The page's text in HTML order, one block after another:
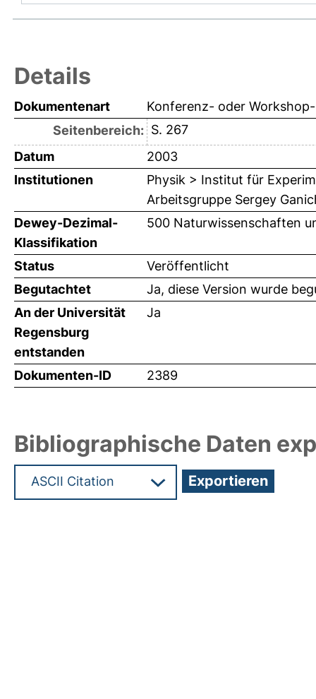
Details
Dokumentenart
Konferenz- oder
Seitenbereich: S. 267
Datum
2003
Institutionen
Physik > Institut für
Arbeitsgruppe Sergey
Dewey-Dezimal-
Klassifikation
500 Naturwissenschaften
Status
Veröffentlicht
Begutachtet
Ja, diese Version wurde
An der Universität
Regensburg
entstanden
Ja
Dokumenten-ID 2389
Bibliographische Daten